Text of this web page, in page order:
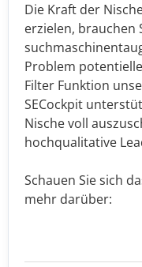
Die Kraft der
erzielen, brauchen
Problem
Filter Funktion
SECockpit
Nische voll
hochqualitative
Schauen Sie sich
mehr darüber: